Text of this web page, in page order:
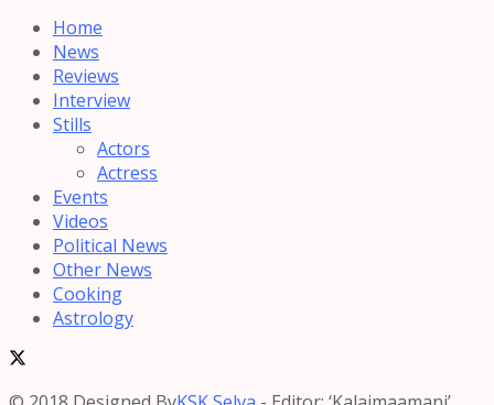
Home
News
Reviews
Interview
Stills
Actors
Actress
Events
Videos
Political News
Other News
Cooking
Astrology